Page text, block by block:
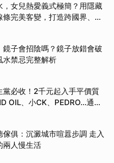
，女兒熱愛義式極簡？用隱藏
完美客變，打造跨國界、跨
變療癒休閒宅！
鏡子會招陰嗎？鏡子放錯會破
水禁忌完整解析
黨必收！2千元起入手平價質
OIL、小CK、PEDRO…通勤
俱：沉澱城市喧囂步調 走入
兩人慢生活